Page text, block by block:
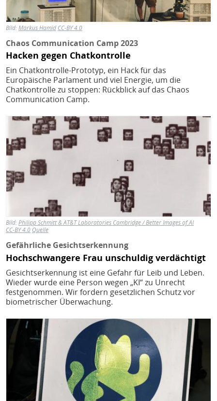
Bild:Markus Hamid CC-BY 4.0
Chaos Communication Camp 2023
Hacken gegen Chatkontrolle
Ein Chatkontrolle-Prototyp, ein Hack für das
Europäische Parlament und viel Energie, um die
Chatkontrolle zu stoppen: Rückblick auf das Chaos
Communication Camp.
Bild
Bild:Philipp Schmitt & AT&T Laboratories Cambridge / Better Images of AI
CC-BY 4.0 Quelle
Gefährliche Gesichtserkennung
Hochschwangere Frau unschuldig verdächtigt
Gesichtserkennung ist eine Gefahr für Leib und Leben.
Wieder wurde eine Person wegen „KI“ zu Unrecht
festgenommen. Wir fordern gesetzlichen Schutz vor
biometrischer Überwachung.
Bild